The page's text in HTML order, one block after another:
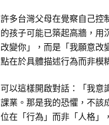
許多台灣父母在覺察自己控
的孩子可能已築起高牆，用
改變你」，而是「我願意改
點在於具體描述行為而非模
可以這樣開啟對話：「我意
課業。那是我的恐懼，不該
位在「行為」而非「人格」